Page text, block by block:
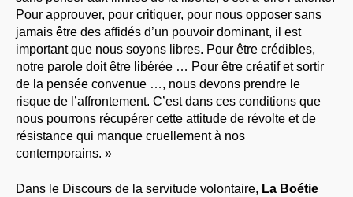
Pour approuver, pour critiquer, pour nous opposer sans
jamais être des affidés d’un pouvoir dominant, il est
important que nous soyons libres. Pour être crédibles,
notre parole doit être libérée … Pour être créatif et sortir
de la pensée convenue …, nous devons prendre le
risque de l’affrontement. C’est dans ces conditions que
nous pourrons récupérer cette attitude de révolte et de
résistance qui manque cruellement à nos
contemporains. »
Dans le Discours de la servitude volontaire, La Boétie